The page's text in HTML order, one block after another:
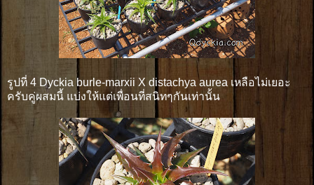
รูปที่ 4 Dyckia burle-marxii X distachya aurea เหลือไม่เยอะ
ครับคู่ผสมนี้ แบ่งให้แต่เพื่อนที่สนิทๆกันเท่านั้น